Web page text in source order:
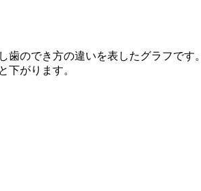
のでき方の違いを表したグラフです。
下がります。